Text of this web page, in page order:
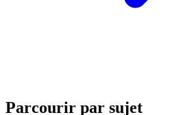
Parcourir par sujet